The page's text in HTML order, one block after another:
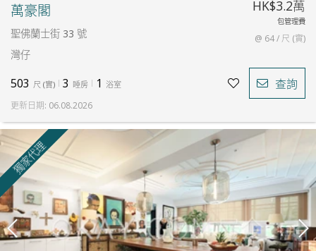
萬豪閣
聖佛蘭士街 33 號
灣仔
HK$3.2萬
包管理費
@ 64 / 尺 (實)
503 尺 (實) 3 睡房 1 浴室 查詢
更新日期: 06.08.2026
獨家代理